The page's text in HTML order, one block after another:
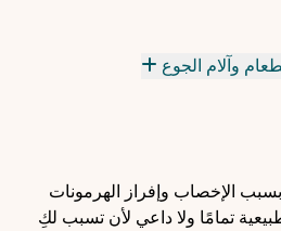
وآلام الجوع
الإخصاب وإفراز الهرمونات
تمامًا ولا داعي لأن تسبب لكِ